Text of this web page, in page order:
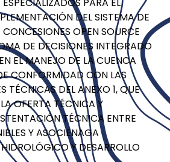
DEL SISTEMA DE
OPEN SOURCE
DE DECISIONES INTEGRADO
EL MANEJO DE LA CUENCA
CONFORMIDAD CON LAS
TÉCNICAS DEL ANEXO 1, QUE
OFERTA TÉCNICA Y
TÉCNICA ENTRE
Y ASOCIENAGA
Y DESARROLLO